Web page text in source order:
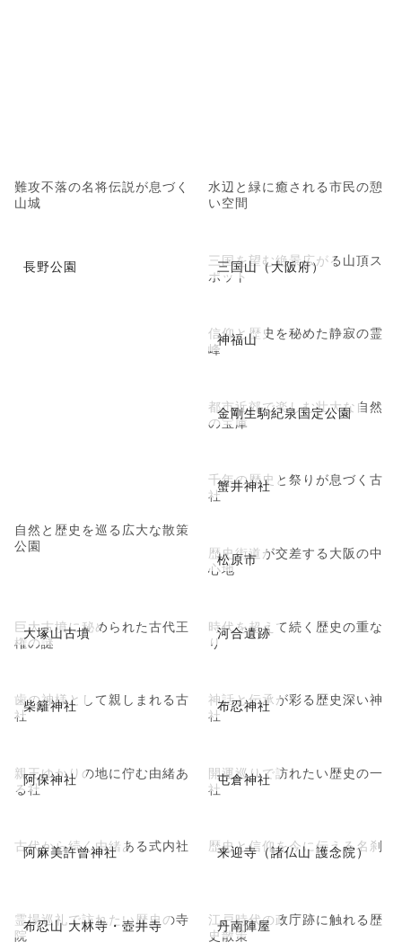
難攻不落の名将伝説が息づく
山城
水辺と緑に癒される市民の憩
い空間
長野公園
自然と歴史を巡る広大な散策
公園
三国山（大阪府）
三国を望む絶景広がる山頂ス
ポット
神福山
信仰と歴史を秘めた静寂の霊
峰
金剛生駒紀泉国定公園
都市近郊で楽しむ壮大な自然
の宝庫
蟹井神社
千年の歴史と祭りが息づく古
社
松原市
歴史街道が交差する大阪の中
心地
大塚山古墳
巨大古墳に秘められた古代王
権の謎
河合遺跡
時代を超えて続く歴史の重な
り
柴籬神社
歯の神様として親しまれる古
社
布忍神社
神話と伝承が彩る歴史深い神
社
阿保神社
親王ゆかりの地に佇む由緒あ
る社
屯倉神社
開運巡りで訪れたい歴史の一
社
阿麻美許曾神社
古代から続く由緒ある式内社 来迎寺（諸仏山 護念院）
歴史と信仰を今に伝える名刹
布忍山 大林寺・壺井寺
霊場巡礼で訪れたい歴史の寺
院
丹南陣屋
江戸時代の政庁跡に触れる歴
史散策